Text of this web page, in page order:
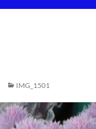
IMG_1501